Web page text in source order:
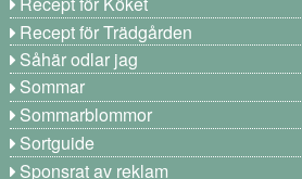
Recept för Trädgården
Såhär odlar jag
Sommar
Sommarblommor
Sortguide
Sponsrat av reklam